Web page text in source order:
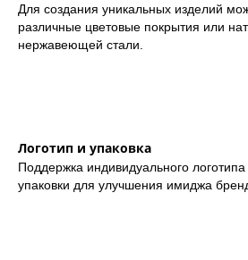
Для создания уникальных изделий
различные цветовые покрытия или
нержавеющей стали.
Логотип и упаковка
Поддержка индивидуального
упаковки для улучшения имиджа